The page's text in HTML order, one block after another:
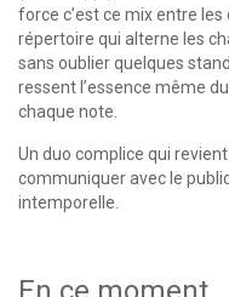
force c’est ce mix entre
répertoire qui alterne les
sans oublier quelques
ressent l’essence même
chaque note.
Un duo complice qui
communiquer avec le
intemporelle.